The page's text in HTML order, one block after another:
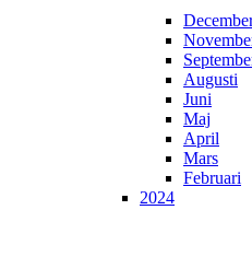
Augusti
Juni
Maj
April
Mars
Februari
2024